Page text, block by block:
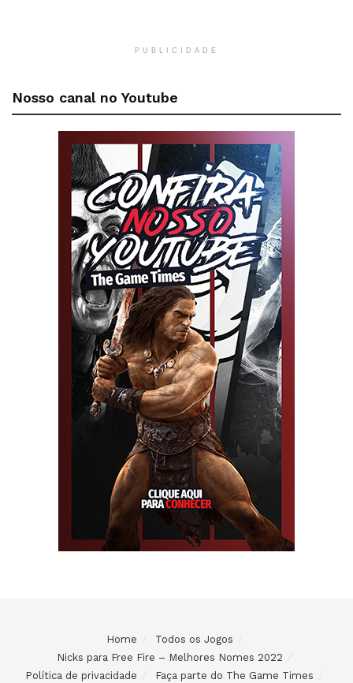
PUBLICIDADE
Nosso canal no Youtube
Home
Todos os Jogos
Nicks para Free Fire – Melhores Nomes 2022
Política de privacidade
Faça parte do The Game Times